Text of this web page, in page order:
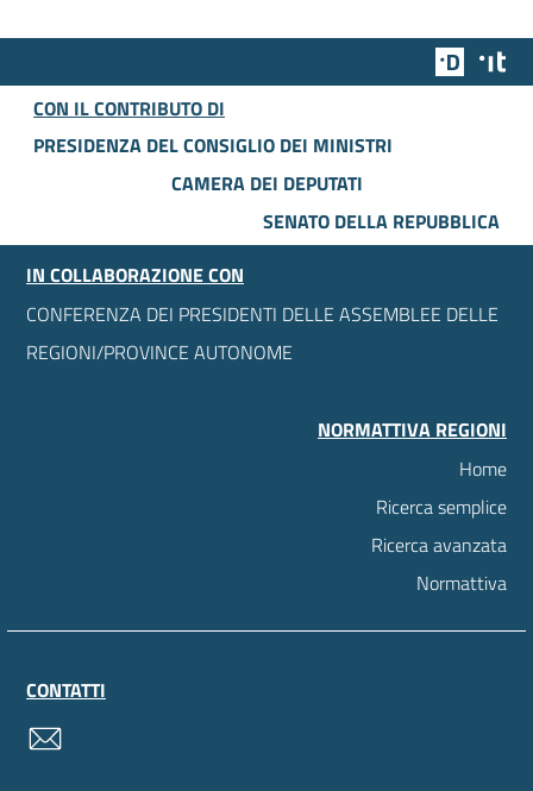
Team
CON IL CONTRIBUTO DI
PRESIDENZA DEL CONSIGLIO DEI MINISTRI
CAMERA DEI DEPUTATI
SENATO DELLA REPUBBLICA
IN COLLABORAZIONE CON
CONFERENZA DEI PRESIDENTI DELLE ASSEMBLEE DELLE
REGIONI/PROVINCE AUTONOME
NORMATTIVA REGIONI
Home
Ricerca semplice
Ricerca avanzata
Normattiva
CONTATTI